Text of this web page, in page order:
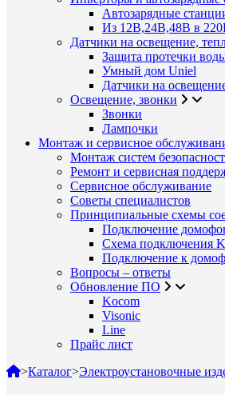
Автозарядные
Из 12В,24В,48В в
Датчики на освещение,
Защита протечки
Умный дом Uniel
Датчики на
Освещение, звонки
Звонки
Лампочки
Монтаж и сервисное
Монтаж систем
Ремонт и сервисная
Сервисное обслуживание
Советы специалистов
Принципиальные схемы
Подключение
Схема подключения
Подключение к
Вопросы – ответы
Обновление ПО
Kocom
Visonic
Line
Прайс лист
>Каталог>Электроустановочные